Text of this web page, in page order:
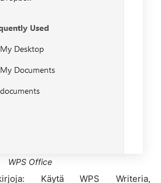
WPS Office
Käytä WPS Writeria,